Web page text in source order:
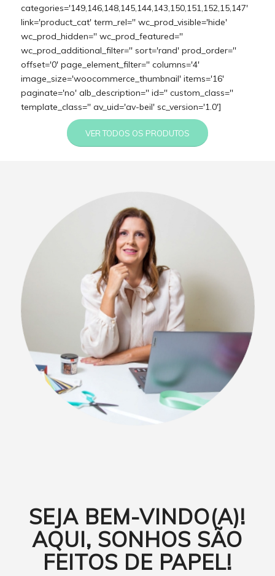
categories='149,146,148,145,144,143,150,151,152,15,147'
link='product_cat' term_rel='' wc_prod_visible='hide'
wc_prod_hidden='' wc_prod_featured=''
wc_prod_additional_filter='' sort='rand' prod_order=''
offset='0' page_element_filter='' columns='4'
image_size='woocommerce_thumbnail' items='16'
paginate='no' alb_description='' id='' custom_class=''
template_class='' av_uid='av-beil' sc_version='1.0']
VER TODOS OS PRODUTOS
SEJA BEM-VINDO(A)!
AQUI, SONHOS SÃO
FEITOS DE PAPEL!